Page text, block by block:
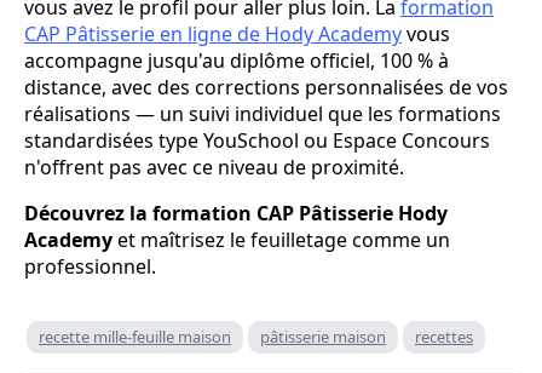
vous avez le profil pour aller plus loin. La formation
CAP Pâtisserie en ligne de Hody Academyvous
accompagne jusqu'au diplôme officiel, 100 % à
distance, avec des corrections personnalisées de vos
réalisations — un suivi individuel que les formations
standardisées type YouSchool ou Espace Concours
n'offrent pas avec ce niveau de proximité.
Découvrez la formation CAP Pâtisserie Hody
Academyet maîtrisez le feuilletage comme un
professionnel.
recette mille-feuille maison pâtisserie maison recettes